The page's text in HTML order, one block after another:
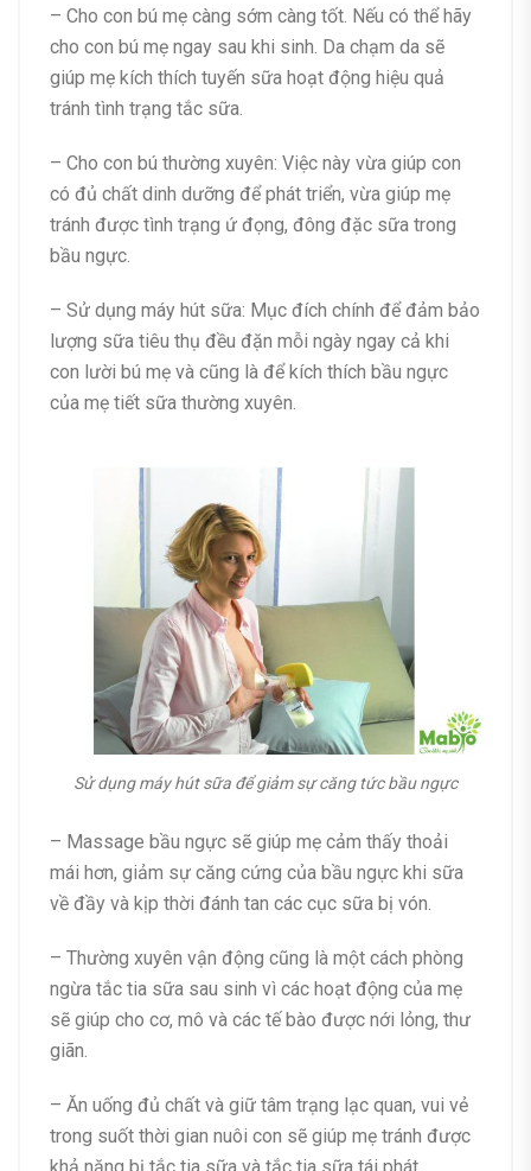
– Cho con bú mẹ càng sớm càng tốt. Nếu có thể hãy
cho con bú mẹ ngay sau khi sinh. Da chạm da sẽ
giúp mẹ kích thích tuyến sữa hoạt động hiệu quả
tránh tình trạng tắc sữa.
– Cho con bú thường xuyên: Việc này vừa giúp con
có đủ chất dinh dưỡng để phát triển, vừa giúp mẹ
tránh được tình trạng ứ đọng, đông đặc sữa trong
bầu ngực.
– Sử dụng máy hút sữa: Mục đích chính để đảm bảo
lượng sữa tiêu thụ đều đặn mỗi ngày ngay cả khi
con lười bú mẹ và cũng là để kích thích bầu ngực
của mẹ tiết sữa thường xuyên.
Sử dụng máy hút sữa để giảm sự căng tức bầu ngực
– Massage bầu ngực sẽ giúp mẹ cảm thấy thoải
mái hơn, giảm sự căng cứng của bầu ngực khi sữa
về đầy và kịp thời đánh tan các cục sữa bị vón.
– Thường xuyên vận động cũng là một cách phòng
ngừa tắc tia sữa sau sinh vì các hoạt động của mẹ
sẽ giúp cho cơ, mô và các tế bào được nới lỏng, thư
giãn.
– Ăn uống đủ chất và giữ tâm trạng lạc quan, vui vẻ
trong suốt thời gian nuôi con sẽ giúp mẹ tránh được